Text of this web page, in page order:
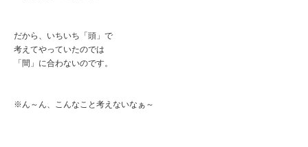
だから、いちいち「頭」で
考えてやっていたのでは
「間」に合わないのです。
※ん～ん、こんなこと考えないなぁ～